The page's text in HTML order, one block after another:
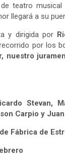
teatro
llegará a su
y dirigida por
por los
nuestro
Stevan,
Carpio y
Fábrica de